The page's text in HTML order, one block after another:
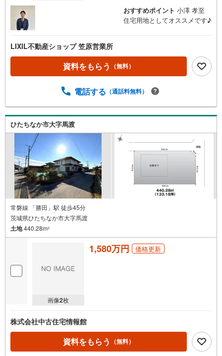
おすすめポイント 小澤 孝至
住宅用地としてオススメです♪
LIXIL不動産ショップ 笠原営業所
資料をもらう （無料）
電話する （通話料無料）
ひたちなか市大字馬渡
常磐線 「勝田」駅 徒歩45分
茨城県ひたちなか市大字馬渡
土地440.28m2
画像2枚
1,580万円 価格更新
株式会社中古住宅情報館
資料をもらう （無料）